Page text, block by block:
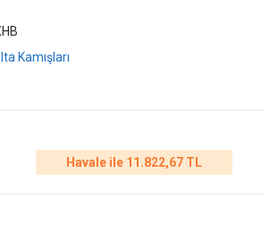
Kamışları
Havale ile 11.822,67 TL